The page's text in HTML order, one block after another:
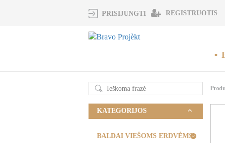
PRISIJUNGTI REGISTRUOTIS
KATEGORIJOS
BALDAI VIEŠOMS ERDVĖMS